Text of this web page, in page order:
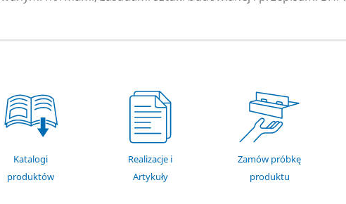
Katalogi
produktów
Realizacje i
Artykuły
Zamów próbkę
produktu